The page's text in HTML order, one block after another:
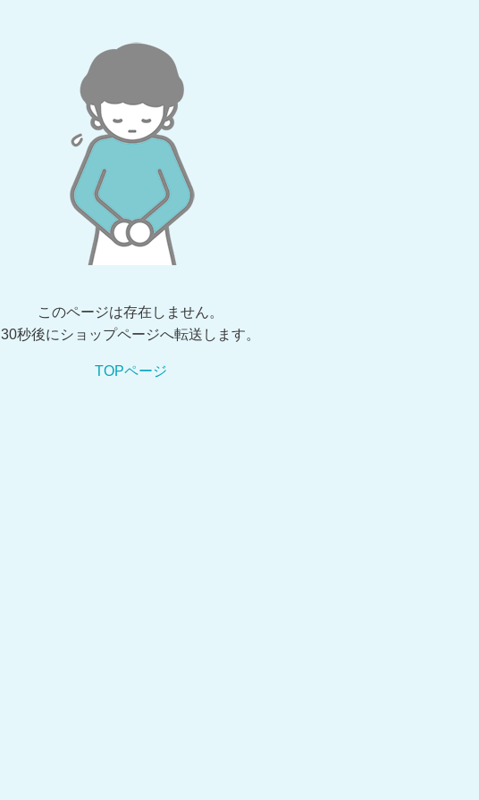
このページは存在しません。
30秒後にショップページへ転送します。
TOPページ